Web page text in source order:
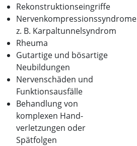
Rekonstruktionseingriffe
Nervenkompressionssyndrome
z. B. Karpaltunnelsyndrom
Rheuma
Gutartige und bösartige
Neubildungen
Nervenschäden und
Funktionsausfälle
Behandlung von
komplexen Hand-
verletzungen oder
Spätfolgen